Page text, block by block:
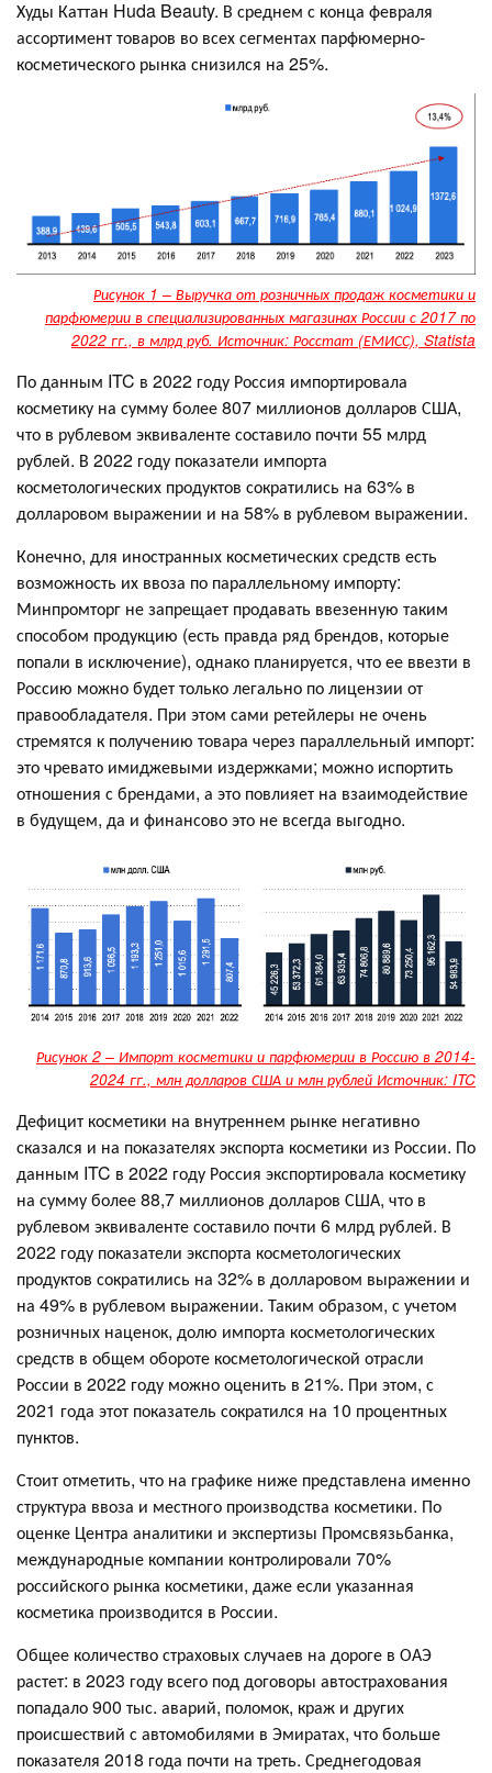
Худы Каттан Huda Beauty. В среднем с конца февраля
ассортимент товаров во всех сегментах парфюмерно-
косметического рынка снизился на 25%.
Рисунок 1 – Выручка от розничных продаж косметики и
парфюмерии в специализированных магазинах России с 2017 по
2022 гг., в млрд руб. Источник: Росстат (ЕМИСС), Statista
По данным ITC в 2022 году Россия импортировала
косметику на сумму более 807 миллионов долларов США,
что в рублевом эквиваленте составило почти 55 млрд
рублей. В 2022 году показатели импорта
косметологических продуктов сократились на 63% в
долларовом выражении и на 58% в рублевом выражении.
Конечно, для иностранных косметических средств есть
возможность их ввоза по параллельному импорту:
Минпромторг не запрещает продавать ввезенную таким
способом продукцию (есть правда ряд брендов, которые
попали в исключение), однако планируется, что ее ввезти в
Россию можно будет только легально по лицензии от
правообладателя. При этом сами ретейлеры не очень
стремятся к получению товара через параллельный импорт:
это чревато имиджевыми издержками; можно испортить
отношения с брендами, а это повлияет на взаимодействие
в будущем, да и финансово это не всегда выгодно.
Рисунок 2 – Импорт косметики и парфюмерии в Россию в 2014-
2024 гг., млн долларов США и млн рублей Источник: ITC
Дефицит косметики на внутреннем рынке негативно
сказался и на показателях экспорта косметики из России. По
данным ITC в 2022 году Россия экспортировала косметику
на сумму более 88,7 миллионов долларов США, что в
рублевом эквиваленте составило почти 6 млрд рублей. В
2022 году показатели экспорта косметологических
продуктов сократились на 32% в долларовом выражении и
на 49% в рублевом выражении. Таким образом, с учетом
розничных наценок, долю импорта косметологических
средств в общем обороте косметологической отрасли
России в 2022 году можно оценить в 21%. При этом, с
2021 года этот показатель сократился на 10 процентных
пунктов.
Стоит отметить, что на графике ниже представлена именно
структура ввоза и местного производства косметики. По
оценке Центра аналитики и экспертизы Промсвязьбанка,
международные компании контролировали 70%
российского рынка косметики, даже если указанная
косметика производится в России.
Общее количество страховых случаев на дороге в ОАЭ
растет: в 2023 году всего под договоры автострахования
попадало 900 тыс. аварий, поломок, краж и других
происшествий с автомобилями в Эмиратах, что больше
показателя 2018 года почти на треть. Среднегодовая